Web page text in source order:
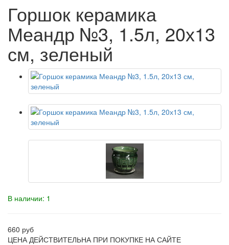
Горшок керамика
Меандр №3, 1.5л, 20х13
см, зеленый
В наличии: 1
660 руб
ЦЕНА ДЕЙСТВИТЕЛЬНА ПРИ ПОКУПКЕ НА САЙТЕ